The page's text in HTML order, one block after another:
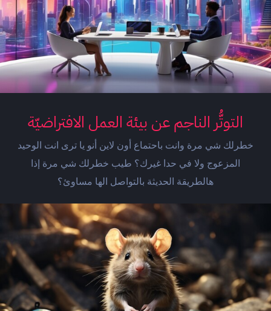
التوتُّر الناجم عن بيئة العمل الافتراضيّة
خطرلك شي مرة وانت باحتماع أون لاين أنو يا ترى انت الوحيد
المزعوج ولا في حدا غيرك؟ طيب خطرلك شي مرة إذا
هالطريقة الحديثة بالتواصل الها مساوئ؟